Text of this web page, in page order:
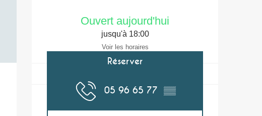
Ouverture et
Ouvert aujourd'hui
jusqu'à 18:00
Voir les horaires
Réserver
05 96 65 77 ▒▒